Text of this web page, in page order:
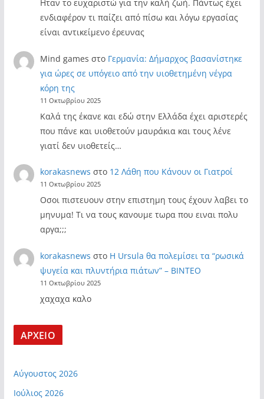
Ηταν το ευχαριστώ για την καλή ζωή. Πάντως έχει
ενδιαφέρον τι παίζει από πίσω και λόγω εργασίας
είναι αντικείμενο έρευνας
Mind games στο Γερμανία: Δήμαρχος βασανίστηκε
για ώρες σε υπόγειο από την υιοθετημένη νέγρα
κόρη της
11 Οκτωβρίου 2025
Καλά της έκανε και εδώ στην Ελλάδα έχει αριστερές
που πάνε και υιοθετούν μαυράκια και τους λένε
γιατί δεν υιοθετείς…
korakasnews στο 12 Λάθη που Κάνουν οι Γιατροί
11 Οκτωβρίου 2025
Οσοι πιστευουν στην επιστημη τους έχουν λαβει το
μηνυμα! Τι να τους κανουμε τωρα που ειναι πολυ
αργα;;;
korakasnews στο Η Ursula θα πολεμίσει τα “ρωσικά
ψυγεία και πλυντήρια πιάτων” – ΒΙΝΤΕΟ
11 Οκτωβρίου 2025
χαχαχα καλο
ΑΡΧΕΙΟ
Αύγουστος 2026
Ιούλιος 2026